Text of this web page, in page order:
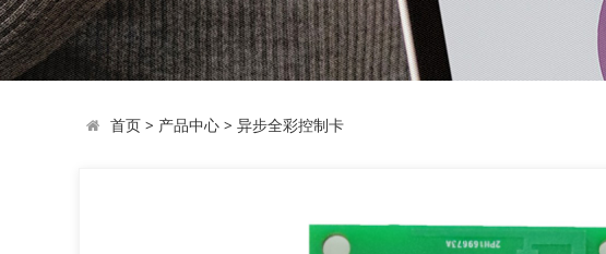
首页> 产品中心> 异步全彩控制卡